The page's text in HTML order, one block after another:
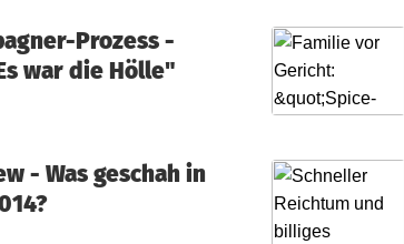
Prozess -
war die Hölle"
- Was geschah in